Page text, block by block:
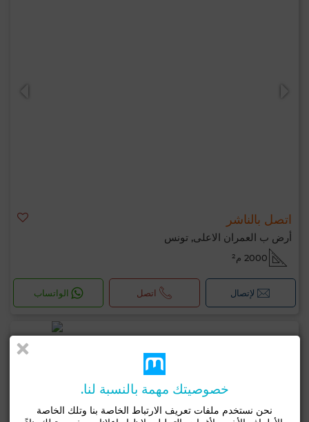
اتصل بالناشر
أرض ب العمران الاعلى, تونس
2000 م²
لإتصال اتصل الواتساب
خصوصيتك مهمة بالنسبة لنا.
نحن نستخدم ملفات تعريف الارتباط الخاصة بنا وتلك الخاصة